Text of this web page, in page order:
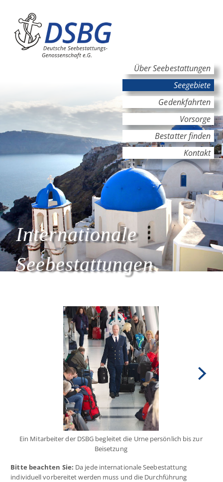
Hauptinhalt
Hauptnavigation
Über Seebestattungen
Seegebiete
Gedenkfahrten
Vorsorge
Bestatter finden
Kontakt
Internationale
Seebestattungen
Ein Mitarbeiter der DSBG begleitet die Urne persönlich bis zur
Beisetzung
Bitte beachten Sie: Da jede internationale Seebestattung
individuell vorbereitet werden muss und die Durchführung